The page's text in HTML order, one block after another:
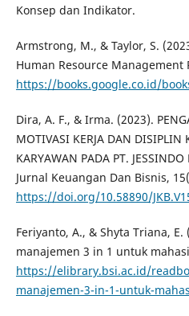
Konsep dan Indikator.
Armstrong, M., & Taylor, S.
Human Resource Management
https://books.google.co.id/
Dira, A. F., & Irma. (2023).
MOTIVASI KERJA DAN DISIPLIN
KARYAWAN PADA PT.
Jurnal Keuangan Dan Bisnis,
https://doi.org/10.58890/
Feriyanto, A., & Shyta Triana,
manajemen 3 in 1 untuk
https://elibrary.bsi.ac.id/
manajemen-3-in-1-untuk-